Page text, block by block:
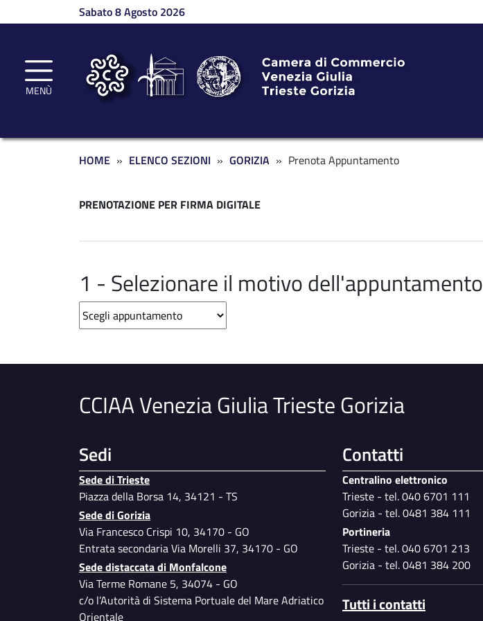
Salta al contenuto principale
Sabato 8 Agosto 2026
MENÙ
Briciole di pane
HOME ELENCO SEZIONI GORIZIA Prenota Appuntamento
PRENOTAZIONE PER FIRMA DIGITALE
1 - Selezionare il motivo dell'appuntamento
CCIAA Venezia Giulia Trieste Gorizia
Sedi
Sede di Trieste
Piazza della Borsa 14, 34121 - TS
Sede di Gorizia
Via Francesco Crispi 10, 34170 - GO
Entrata secondaria Via Morelli 37, 34170 - GO
Sede distaccata di Monfalcone
Via Terme Romane 5, 34074 - GO
c/o l’Autorità di Sistema Portuale del Mare Adriatico
Orientale
Contatti
Centralino elettronico
Trieste - tel. 040 6701 111
Gorizia - tel. 0481 384 111
Portineria
Trieste - tel. 040 6701 213
Gorizia - tel. 0481 384 200
Tutti i contatti